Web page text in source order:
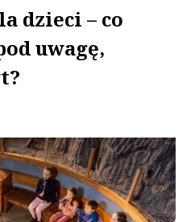
dzieci – co
uwagę,
2023-06-27 11:15:57